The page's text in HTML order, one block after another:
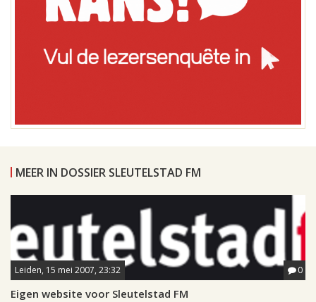
MEER IN DOSSIER SLEUTELSTAD FM
Leiden, 15 mei 2007, 23:32 0
Eigen website voor Sleutelstad FM